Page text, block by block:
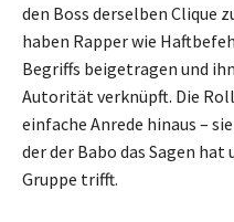
den Boss derselben Clique
haben Rapper wie
Begriffs beigetragen und
Autorität verknüpft. Die
einfache Anrede hinaus –
der der Babo das Sagen
Gruppe trifft.